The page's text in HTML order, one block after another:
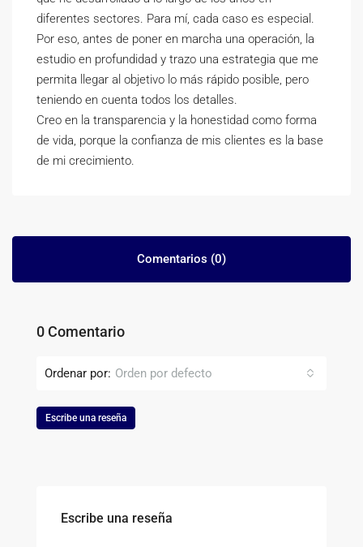
diferentes sectores. Para mí, cada caso es especial.
Por eso, antes de poner en marcha una operación, la
estudio en profundidad y trazo una estrategia que me
permita llegar al objetivo lo más rápido posible, pero
teniendo en cuenta todos los detalles.
Creo en la transparencia y la honestidad como forma
de vida, porque la confianza de mis clientes es la base
de mi crecimiento.
Comentarios (0)
0 Comentario
Ordenar por: Orden por defecto
Escribe una reseña
Escribe una reseña